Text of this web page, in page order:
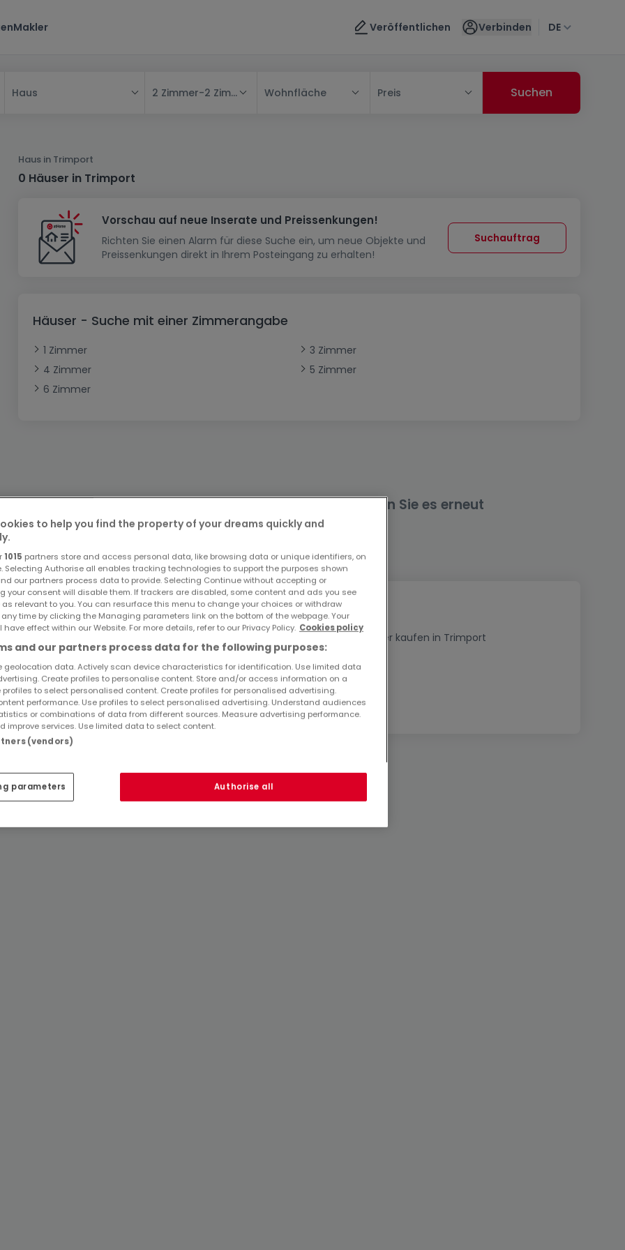
Makler Veröffentlichen Verbinden DE
Haus
Haus
Reihenhaus
Doppelhaushälfte
Schloss
Hof
Bauernhaus
Landhaus
Wohnung
Schlafzimmer
1-Zimmer-Apartment
Dreigeschossige Wohnung
Loft
Dachgeschoss
Erdgeschoss
Wohnanlage
Wohnsiedlung
Haus bauen
Musterhaus
Renditeobjekt
Kein Bauland
Gewerbliches Grundstück
Garage - Parkplatz
Carport
Garage
Büro
Büro
Gewerbe
Ladenfläche
Geschäft
2 Zimmer- 2 Zimmer Wohnfläche Preis
Haus in Trimport
0 Häuser in Trimport
Vorschau auf neue Inserate und Preissenkungen!
Richten Sie einen Alarm für diese Suche ein, um neue Objekte und
Preissenkungen direkt in Ihrem Posteingang zu erhalten!
Suchauftrag
Häuser - Suche mit einer Zimmerangabe
1 Zimmer
3 Zimmer
4 Zimmer
5 Zimmer
6 Zimmer
Bitte ändern Sie Ihre Suche und versuchen Sie es erneut
Top Suchaufträge
2 Zimmer Häuser kaufen in Trimport
2 Zimmer Häuser mieten in Trimport
Tipps zum Einrichten und Dekorieren
to help you find the property of your dreams quickly and
1015 partners store and access personal data, like browsing data or unique identifiers, on
Selecting Authorise all enables tracking technologies to support the purposes shown
our partners process data to provide. Selecting Continue without accepting or
your consent will disable them. If trackers are disabled, some content and ads you see
as relevant to you. You can resurface this menu to change your choices or withdraw
time by clicking the Managing parameters link on the bottom of the webpage. Your
have effect within our Website. For more details, refer to our Privacy Policy. Cookies policy
and our partners process data for the following purposes:
geolocation data. Actively scan device characteristics for identification. Use limited data
Create profiles to personalise content. Store and/or access information on a
profiles to select personalised content. Create profiles for personalised advertising.
performance. Use profiles to select personalised advertising. Understand audiences
or combinations of data from different sources. Measure advertising performance.
improve services. Use limited data to select content.
(vendors)
parameters Authorise all